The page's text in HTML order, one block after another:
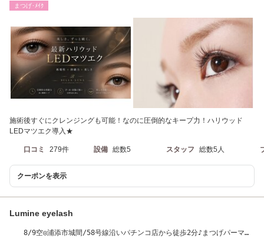
まつげ･ﾒｲｸ
施術後すぐにクレンジングも可能！なのに圧倒的なキープ力！ハリウッド
LEDマツエク導入★
口コミ 279件 設備 総数5 スタッフ 総数5人
クーポンを表示
Lumine eyelash
8/9空◎浦添市城間/58号線沿いパチンコ店から徒歩2分♪まつげパーマ・